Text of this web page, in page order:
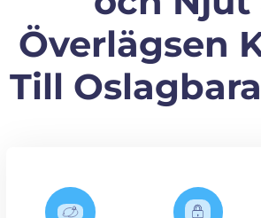
Överlägsen
Till